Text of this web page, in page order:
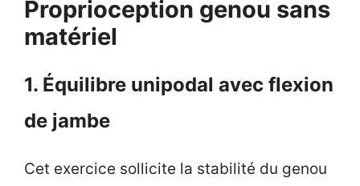
Proprioception genou sans
matériel
1. Équilibre unipodal avec flexion
de jambe
Cet exercice sollicite la stabilité du genou